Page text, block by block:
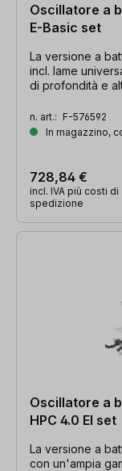
Oscillatore a
E-Basic set
La versione a
incl. lame
di profondità e
n. art.: F-576592
In magazzino,
728,84 €
incl. IVA più costi di
spedizione
Oscillatore a
HPC 4.0 EI set
La versione a
con un'ampia